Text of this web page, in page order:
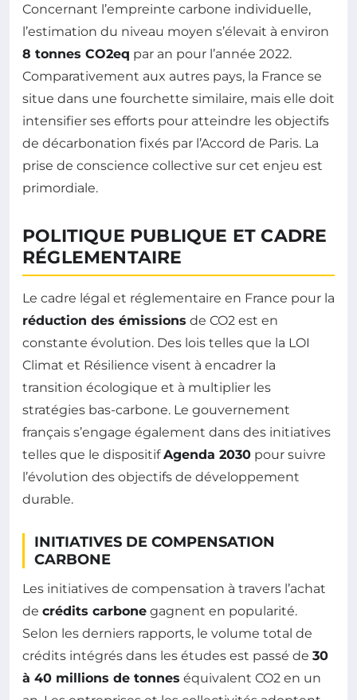
Concernant l’empreinte carbone individuelle,
l’estimation du niveau moyen s’élevait à environ
8 tonnes CO2eq par an pour l’année 2022.
Comparativement aux autres pays, la France se
situe dans une fourchette similaire, mais elle doit
intensifier ses efforts pour atteindre les objectifs
de décarbonation fixés par l’Accord de Paris. La
prise de conscience collective sur cet enjeu est
primordiale.
POLITIQUE PUBLIQUE ET CADRE
RÉGLEMENTAIRE
Le cadre légal et réglementaire en France pour la
réduction des émissions de CO2 est en
constante évolution. Des lois telles que la LOI
Climat et Résilience visent à encadrer la
transition écologique et à multiplier les
stratégies bas-carbone. Le gouvernement
français s’engage également dans des initiatives
telles que le dispositifAgenda 2030 pour suivre
l’évolution des objectifs de développement
durable.
INITIATIVES DE COMPENSATION
CARBONE
Les initiatives de compensation à travers l’achat
de crédits carbone gagnent en popularité.
Selon les derniers rapports, le volume total de
crédits intégrés dans les études est passé de 30
à 40 millions de tonnes équivalent CO2 en un